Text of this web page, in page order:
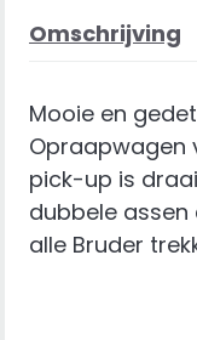
Omschrijving
Mooie en
Opraapwagen
pick-up is
dubbele
alle Bruder